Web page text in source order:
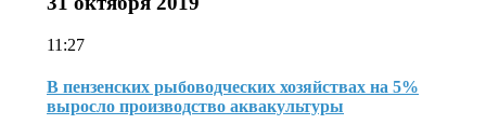
11:27
В пензенских рыбоводческих хозяйствах на 5%
выросло производство аквакультуры